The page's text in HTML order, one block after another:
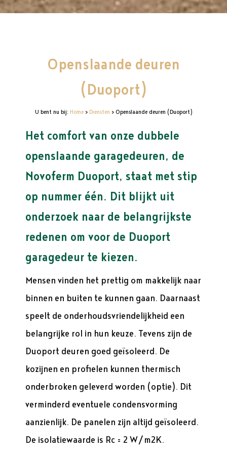
Openslaande deuren
(Duoport)
U bent nu bij: Home> Diensten > Openslaande deuren (Duoport)
Het comfort van onze dubbele
openslaande garagedeuren, de
Novoferm Duoport, staat met stip
op nummer één. Dit blijkt uit
onderzoek naar de belangrijkste
redenen om voor de Duoport
garagedeur te kiezen.
Mensen vinden het prettig om makkelijk naar
binnen en buiten te kunnen gaan. Daarnaast
speelt de onderhoudsvriendelijkheid een
belangrijke rol in hun keuze. Tevens zijn de
Duoport deuren goed geïsoleerd. De
kozijnen en profielen kunnen thermisch
onderbroken geleverd worden (optie). Dit
verminderd eventuele condensvorming
aanzienlijk. De panelen zijn altijd geïsoleerd.
De isolatiewaarde is Rc = 2 W/m2K.